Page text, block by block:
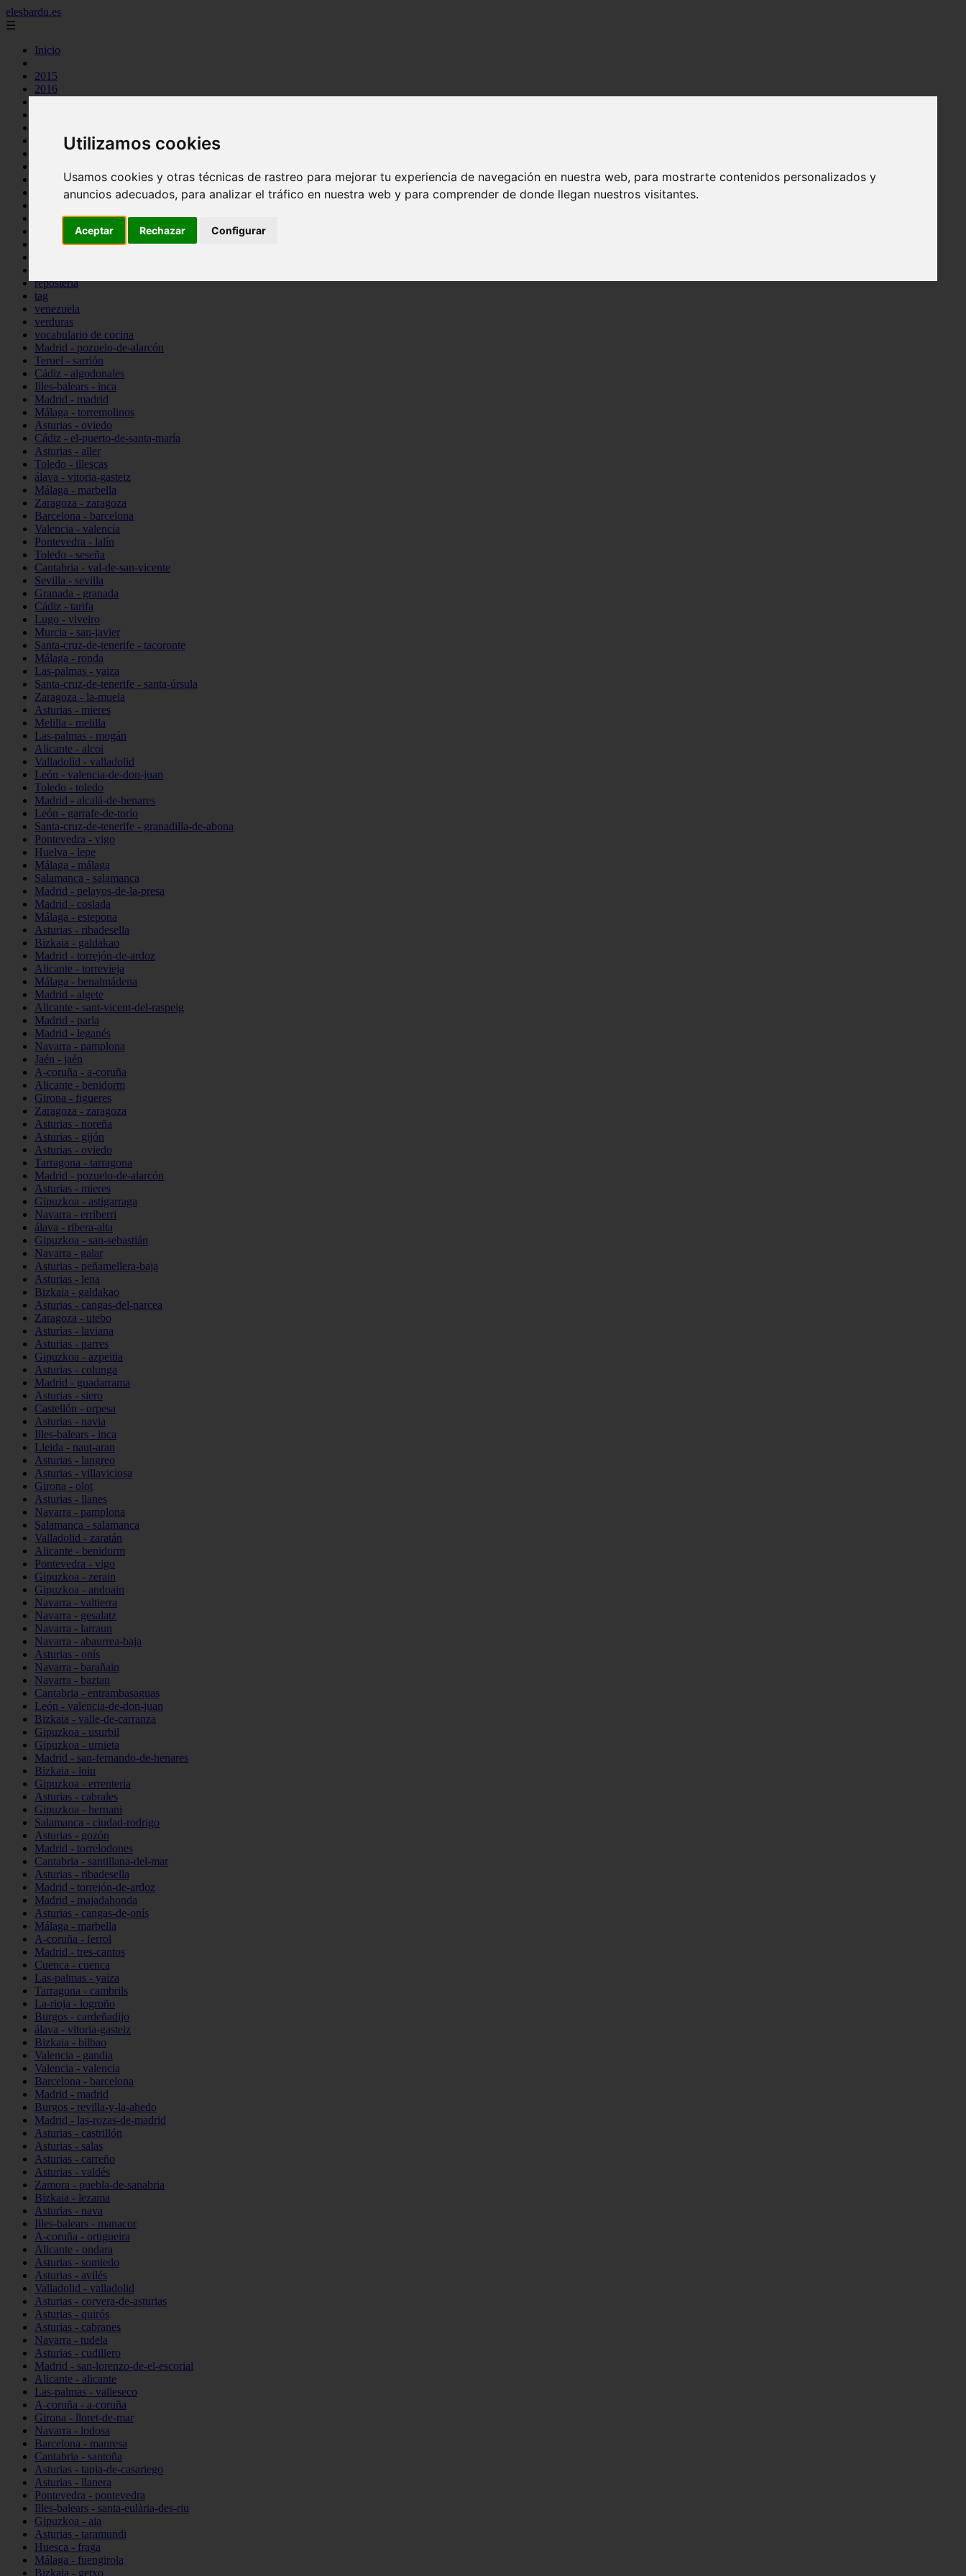
Utilizamos cookies
Usamos cookies y otras técnicas de rastreo para mejorar tu experiencia de navegación en nuestra web, para mostrarte contenidos personalizados y
anuncios adecuados, para analizar el tráfico en nuestra web y para comprender de donde llegan nuestros visitantes.
Aceptar Rechazar Configurar
elesbardu.es
☰
Inicio
2015
2016
cocina casera
espana
huevos
pescado
reposteria
tag
venezuela
verduras
vocabulario de cocina
Madrid - pozuelo-de-alarcón
Teruel - sarrión
Cádiz - algodonales
Illes-balears - inca
Madrid - madrid
Málaga - torremolinos
Asturias - oviedo
Cádiz - el-puerto-de-santa-maría
Asturias - aller
Toledo - illescas
álava - vitoria-gasteiz
Málaga - marbella
Zaragoza - zaragoza
Barcelona - barcelona
Valencia - valencia
Pontevedra - lalín
Toledo - seseña
Cantabria - val-de-san-vicente
Sevilla - sevilla
Granada - granada
Cádiz - tarifa
Lugo - viveiro
Murcia - san-javier
Santa-cruz-de-tenerife - tacoronte
Málaga - ronda
Las-palmas - yaiza
Santa-cruz-de-tenerife - santa-úrsula
Zaragoza - la-muela
Asturias - mieres
Melilla - melilla
Las-palmas - mogán
Alicante - alcoi
Valladolid - valladolid
León - valencia-de-don-juan
Toledo - toledo
Madrid - alcalá-de-henares
León - garrafe-de-torío
Santa-cruz-de-tenerife - granadilla-de-abona
Pontevedra - vigo
Huelva - lepe
Málaga - málaga
Salamanca - salamanca
Madrid - pelayos-de-la-presa
Madrid - coslada
Málaga - estepona
Asturias - ribadesella
Bizkaia - galdakao
Madrid - torrejón-de-ardoz
Alicante - torrevieja
Málaga - benalmádena
Madrid - algete
Alicante - sant-vicent-del-raspeig
Madrid - parla
Madrid - leganés
Navarra - pamplona
Jaén - jaén
A-coruña - a-coruña
Alicante - benidorm
Girona - figueres
Zaragoza - zaragoza
Asturias - noreña
Asturias - gijón
Asturias - oviedo
Tarragona - tarragona
Madrid - pozuelo-de-alarcón
Asturias - mieres
Gipuzkoa - astigarraga
Navarra - erriberri
álava - ribera-alta
Gipuzkoa - san-sebastián
Navarra - galar
Asturias - peñamellera-baja
Asturias - lena
Bizkaia - galdakao
Asturias - cangas-del-narcea
Zaragoza - utebo
Asturias - laviana
Asturias - parres
Gipuzkoa - azpeitia
Asturias - colunga
Madrid - guadarrama
Asturias - siero
Castellón - orpesa
Asturias - navia
Illes-balears - inca
Lleida - naut-aran
Asturias - langreo
Asturias - villaviciosa
Girona - olot
Asturias - llanes
Navarra - pamplona
Salamanca - salamanca
Valladolid - zaratán
Alicante - benidorm
Pontevedra - vigo
Gipuzkoa - zerain
Gipuzkoa - andoain
Navarra - valtierra
Navarra - gesalatz
Navarra - larraun
Navarra - abaurrea-baja
Asturias - onís
Navarra - barañain
Navarra - baztan
Cantabria - entrambasaguas
León - valencia-de-don-juan
Bizkaia - valle-de-carranza
Gipuzkoa - usurbil
Gipuzkoa - urnieta
Madrid - san-fernando-de-henares
Bizkaia - loiu
Gipuzkoa - errenteria
Asturias - cabrales
Gipuzkoa - hernani
Salamanca - ciudad-rodrigo
Asturias - gozón
Madrid - torrelodones
Cantabria - santillana-del-mar
Asturias - ribadesella
Madrid - torrejón-de-ardoz
Madrid - majadahonda
Asturias - cangas-de-onís
Málaga - marbella
A-coruña - ferrol
Madrid - tres-cantos
Cuenca - cuenca
Las-palmas - yaiza
Tarragona - cambrils
La-rioja - logroño
Burgos - cardeñadijo
álava - vitoria-gasteiz
Bizkaia - bilbao
Valencia - gandia
Valencia - valencia
Barcelona - barcelona
Madrid - madrid
Burgos - revilla-y-la-ahedo
Madrid - las-rozas-de-madrid
Asturias - castrillón
Asturias - salas
Asturias - carreño
Asturias - valdés
Zamora - puebla-de-sanabria
Bizkaia - lezama
Asturias - nava
Illes-balears - manacor
A-coruña - ortigueira
Alicante - ondara
Asturias - somiedo
Asturias - avilés
Valladolid - valladolid
Asturias - corvera-de-asturias
Asturias - quirós
Asturias - cabranes
Navarra - tudela
Asturias - cudillero
Madrid - san-lorenzo-de-el-escorial
Alicante - alicante
Las-palmas - valleseco
A-coruña - a-coruña
Girona - lloret-de-mar
Navarra - lodosa
Barcelona - manresa
Cantabria - santoña
Asturias - tapia-de-casariego
Asturias - llanera
Pontevedra - pontevedra
Illes-balears - santa-eulària-des-riu
Gipuzkoa - aia
Asturias - taramundi
Huesca - fraga
Málaga - fuengirola
Bizkaia - getxo